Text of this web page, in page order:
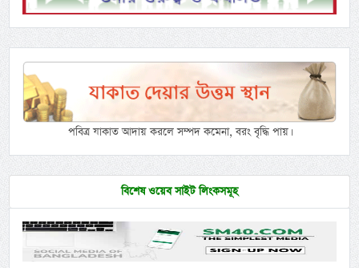
পবিত্র যাকাত আদায় করলে সম্পদ কমেনা, বরং বৃদ্ধি পায়।
বিশেষ ওয়েব সাইট লিংকসমূহ